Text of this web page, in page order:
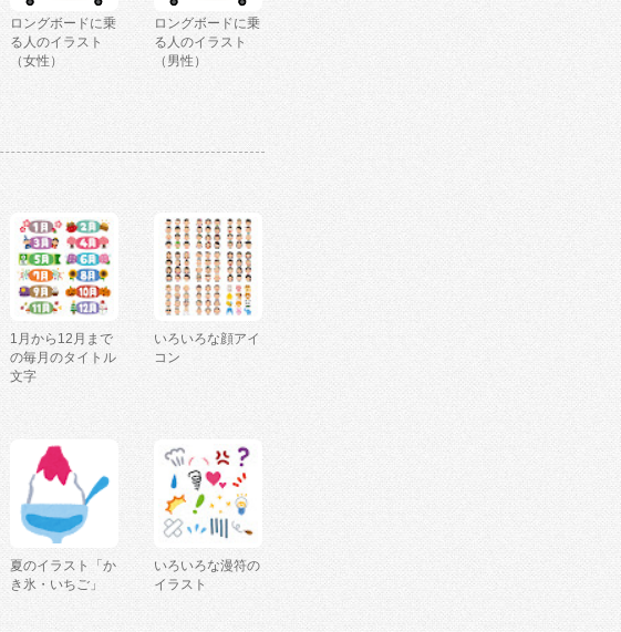
ロングボードに乗
る人のイラスト
（女性）
ロングボードに乗
る人のイラスト
（男性）
1月から12月まで
の毎月のタイトル
文字
いろいろな顔アイ
コン
夏のイラスト「か
き氷・いちご」
いろいろな漫符の
イラスト